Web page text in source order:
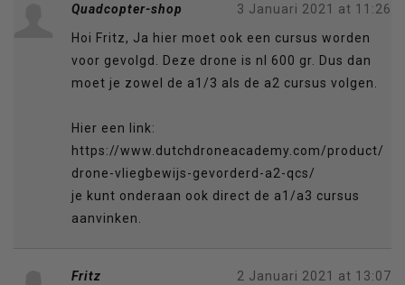
Quadcopter-shop
3 Januari 2021 at 11:26
Hoi Fritz, Ja hier moet ook een cursus worden
voor gevolgd. Deze drone is nl 600 gr. Dus dan
moet je zowel de a1/3 als de a2 cursus volgen.
Hier een link:
https://www.dutchdroneacademy.com/product/
drone-vliegbewijs-gevorderd-a2-qcs/
je kunt onderaan ook direct de a1/a3 cursus
aanvinken.
Fritz 2 Januari 2021 at 13:07